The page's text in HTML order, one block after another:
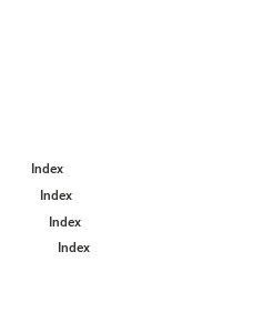
Index
Index
Index
Index